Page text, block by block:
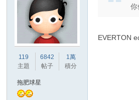
119
主題
6842
帖子
1萬
積分
拖肥球星
你
EVERTON